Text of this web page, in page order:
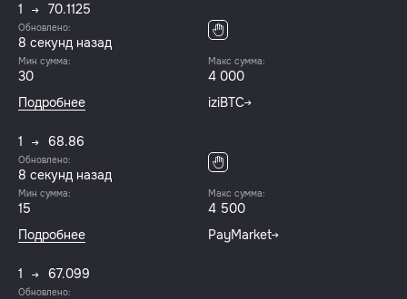
1 70.1125
Обновлено:
8 секунд назад
Мин сумма:
30
Макс сумма:
4 000
Подробнее
iziBTC
1 68.86
Обновлено:
8 секунд назад
Мин сумма:
15
Макс сумма:
4 500
Подробнее
PayMarket
1 67.099
Обновлено: